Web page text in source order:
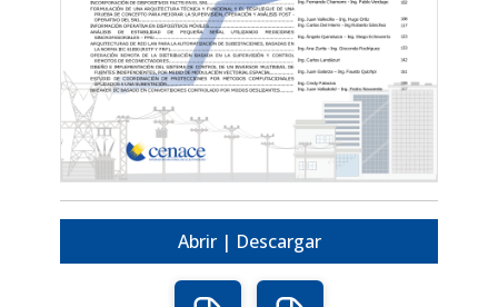
Abrir | Descargar